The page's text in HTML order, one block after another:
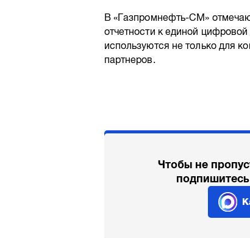
В «Газпромнефть-СМ»
отчетности к единой
используются не только для
партнеров.
Чтобы не